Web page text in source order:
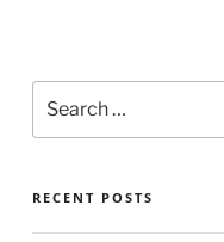
for:
RECENT POSTS